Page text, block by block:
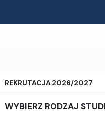
REKRUTACJA 2026/2027
WYBIERZ RODZAJ